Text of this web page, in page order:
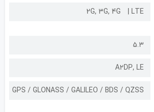
2G, 3G, 4G LTE
۵.۳
A۲DP, LE
GPS / GLONASS / GALILEO / BDS / QZSS